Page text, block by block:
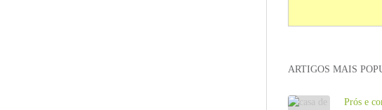
ARTIGOS MAIS
Prós e